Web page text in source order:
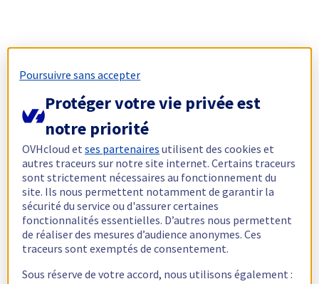
Poursuivre sans accepter
Protéger votre vie privée est
notre priorité
OVHcloud etses partenaires utilisent des cookies et
autres traceurs sur notre site internet. Certains traceurs
sont strictement nécessaires au fonctionnement du
site. Ils nous permettent notamment de garantir la
sécurité du service ou d'assurer certaines
fonctionnalités essentielles. D’autres nous permettent
de réaliser des mesures d’audience anonymes. Ces
traceurs sont exemptés de consentement.
Sous réserve de votre accord, nous utilisons également :